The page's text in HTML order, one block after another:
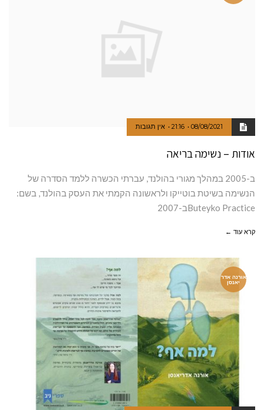
08/08/2021
21:16 אין תגובות
אודות – נשימה בריאה
ב-2005 במהלך מגורי בהולנד, עברתי הכשרה ללמד הסדרה של
הנשימה בשיטת בוטייקו ולראשונה הקמתי את העסק בהולנד, בשם:
Buteyko Practiceב-2007
קרא עוד ←
אורנה אדר
יאנסן